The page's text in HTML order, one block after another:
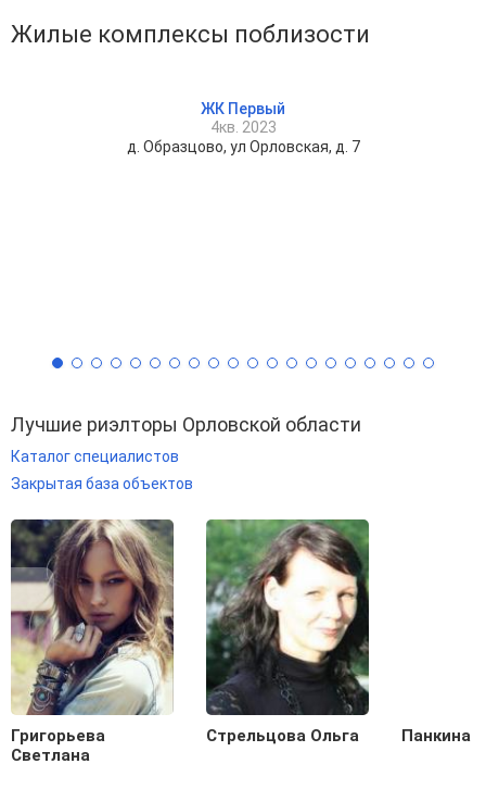
Жилые комплексы поблизости
ЖК Первый
4кв. 2023
д. Образцово, ул Орловская, д. 7
Лучшие риэлторы Орловской области
Каталог специалистов
Закрытая база объектов
Григорьева
Светлана
Стрельцова Ольга Панкина